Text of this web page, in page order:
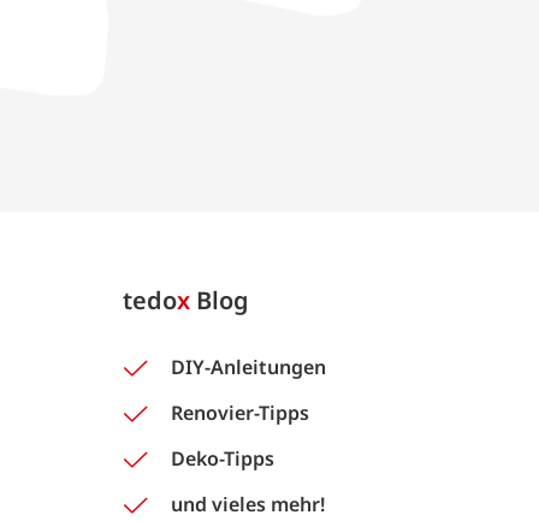
tedox Blog
DIY-Anleitungen
Renovier-Tipps
Deko-Tipps
und vieles mehr!